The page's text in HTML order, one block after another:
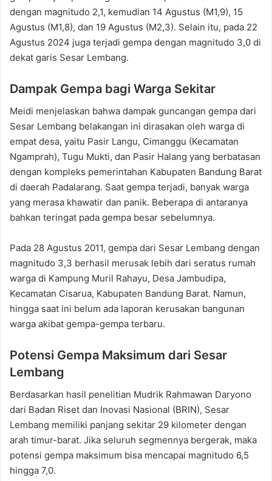
dengan magnitudo 2,1, kemudian 14 Agustus (M1,9), 15
Agustus (M1,8), dan 19 Agustus (M2,3). Selain itu, pada 22
Agustus 2024 juga terjadi gempa dengan magnitudo 3,0 di
dekat garis Sesar Lembang.
Dampak Gempa bagi Warga Sekitar
Meidi menjelaskan bahwa dampak guncangan gempa dari
Sesar Lembang belakangan ini dirasakan oleh warga di
empat desa, yaitu Pasir Langu, Cimanggu (Kecamatan
Ngamprah), Tugu Mukti, dan Pasir Halang yang berbatasan
dengan kompleks pemerintahan Kabupaten Bandung Barat
di daerah Padalarang. Saat gempa terjadi, banyak warga
yang merasa khawatir dan panik. Beberapa di antaranya
bahkan teringat pada gempa besar sebelumnya.
Pada 28 Agustus 2011, gempa dari Sesar Lembang dengan
magnitudo 3,3 berhasil merusak lebih dari seratus rumah
warga di Kampung Muril Rahayu, Desa Jambudipa,
Kecamatan Cisarua, Kabupaten Bandung Barat. Namun,
hingga saat ini belum ada laporan kerusakan bangunan
warga akibat gempa-gempa terbaru.
Potensi Gempa Maksimum dari Sesar
Lembang
Berdasarkan hasil penelitian Mudrik Rahmawan Daryono
dari Badan Riset dan Inovasi Nasional (BRIN), Sesar
Lembang memiliki panjang sekitar 29 kilometer dengan
arah timur-barat. Jika seluruh segmennya bergerak, maka
potensi gempa maksimum bisa mencapai magnitudo 6,5
hingga 7,0.